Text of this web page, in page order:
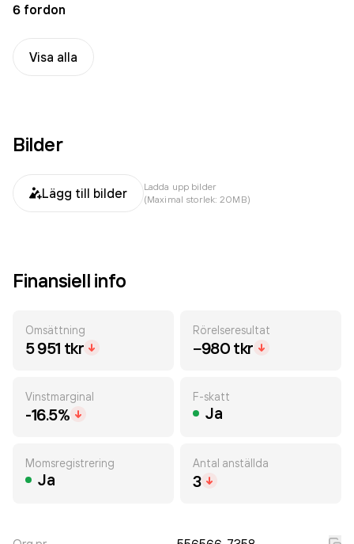
6 fordon
Visa alla
Bilder
Lägg till bilder
Ladda upp bilder
(Maximal storlek: 20MB)
Finansiell info
Omsättning
5 951 tkr
Rörelseresultat
−980 tkr
Vinstmarginal
-16.5%
F-skatt
Ja
Momsregistrering
Ja
Antal anställda
3